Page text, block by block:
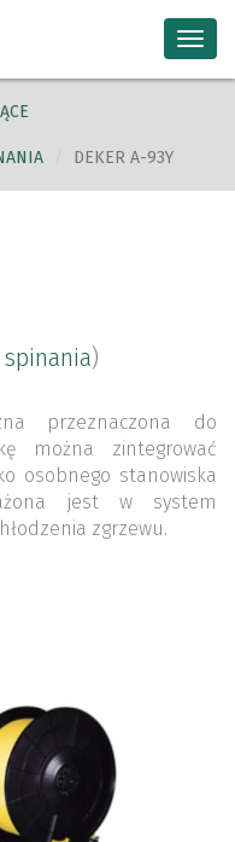
DEKER A-93Y
)
przeznaczona do
można zintegrować
osobnego stanowiska
jest w system
zgrzewu.